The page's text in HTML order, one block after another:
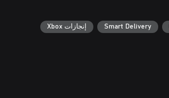
Smart Delivery إنجازات Xbox